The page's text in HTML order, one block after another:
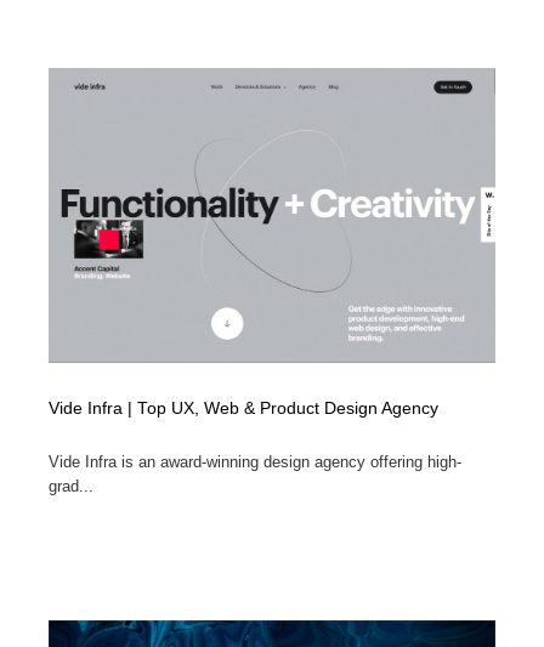
Vide Infra | Top UX, Web & Product Design Agency
Vide Infra is an award-winning design agency offering high-
grad...